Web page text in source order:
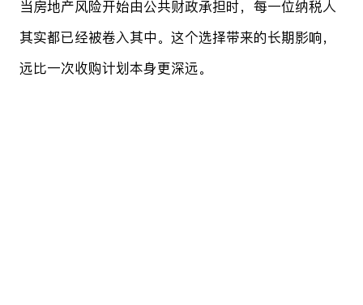
当房地产风险开始由公共财政承担时，每一位纳税人
其实都已经被卷入其中。这个选择带来的长期影响，
远比一次收购计划本身更深远。